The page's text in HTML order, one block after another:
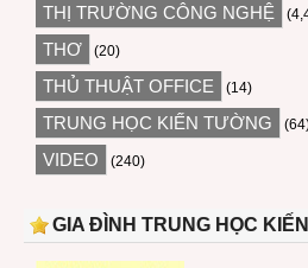
THỊ TRƯỜNG CÔNG NGHỆ
THƠ (20)
THỦ THUẬT OFFICE (14)
TRUNG HỌC KIẾN TƯỜNG
VIDEO (240)
GIA ĐÌNH TRUNG HỌC